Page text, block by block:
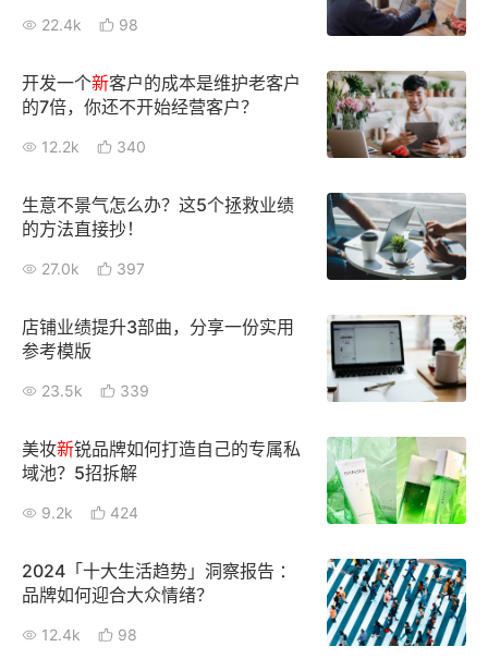
22.4k 98
开发一个新客户的成本是维护老客户
的7倍，你还不开始经营客户？
12.2k 340
生意不景气怎么办？这5个拯救业绩
的方法直接抄！
27.0k 397
店铺业绩提升3部曲，分享一份实用
参考模版
23.5k 339
美妆新锐品牌如何打造自己的专属私
域池？5招拆解
9.2k 424
2024「十大生活趋势」洞察报告 ：
品牌如何迎合大众情绪？
12.4k 98